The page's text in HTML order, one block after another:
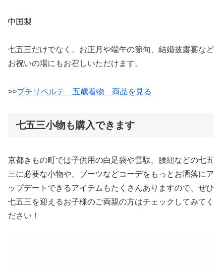
中国製
七五三だけでなく、お正月や端午の節句、結婚披露宴など
お祝いの場にもお召しいただけます。
>>プチリベルテ 五歳着物 商品を見る
七五三小物も購入できます
京都きもの町では子供用の白足袋や雪駄、腰紐などの七五
三に必要な小物や、ブーツなどコーデをもっとお洒落にア
ップデートできるアイテムもたくさんありますので、ぜひ
七五三を迎えるお子様のご両親の方はチェックしてみてく
ださい！